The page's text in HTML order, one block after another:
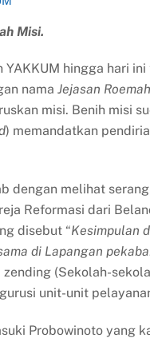
Misi.
hingga hari
nama Jejasan
misi. Benih misi
) memandatkan
dengan melihat
Reformasi dari
disebut “Kesimpulan
di Lapangan
(Sekolah-
unit-unit
Probowinoto yang